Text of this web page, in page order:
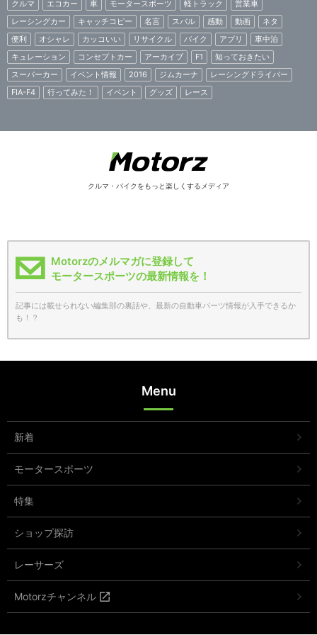
クルマ エコカー 車 モータースポーツ 軽トラック
営業車
レーシングカー
キャッチコピー 名言 スバル 感動 動画
ネタ
便利
オシャレ カッコいい リサイクル バイク アプリ
車中泊
キュレーション
コンセプトカー アーカイブ F1
知っておきたい
スーパーカー
イベント情報 2016 ジムカーナ
レーシングドライバー
FIA-F4
行ってみた！ イベント グッズ レース
クルマ・バイクをもっと楽しくするメディア
Motorzのメルマガに登録して
モータースポーツの最新情報を！
記事には載せられない編集部の裏話や、最新の自動車パーツ情報が入手できるか
も！？
Menu
新着
モータースポーツ
特集
ショップ探訪
レーサーズ
Motorzチャンネル